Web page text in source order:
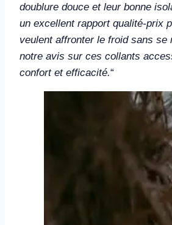
doublure douce et leur bonne
un excellent rapport qualité-prix
veulent affronter le froid sans se
notre avis sur ces collants
confort et efficacité.“